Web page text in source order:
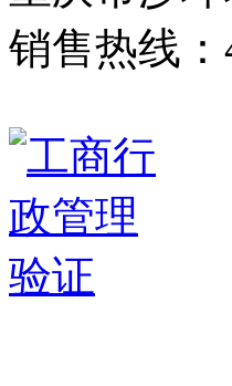
销售热线：